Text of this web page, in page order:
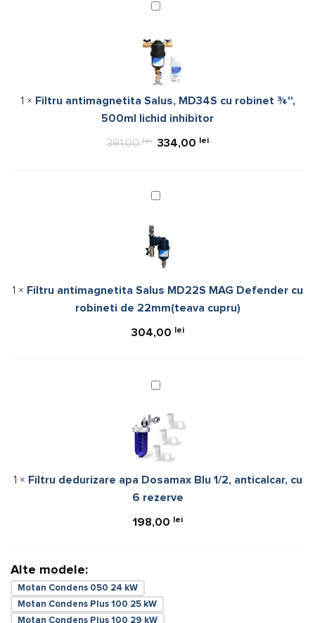
Filtru
Salus,
MD34S
cu
robinet
¾'',
500ml
lichid
1 × Filtru antimagnetita Salus, MD34S cu robinet ¾'',
500ml lichid inhibitor
391,00lei
Prețul
fost:
334,00 leiPrețul
Filtru
Salus
MD22S
MAG
cu
robineti
cupru)
1 × Filtru antimagnetita Salus MD22S MAG Defender cu
robineti de 22mm(teava cupru)
304,00 lei
Filtru
apa
Dosamax
Blu
anticalcar,
cu
1 × Filtru dedurizare apa Dosamax Blu 1/2, anticalcar, cu
6 rezerve
198,00 lei
Alte modele:
Motan Condens 050 24 kW
Motan Condens Plus 100 25 kW
Motan Condens Plus 100 29 kW